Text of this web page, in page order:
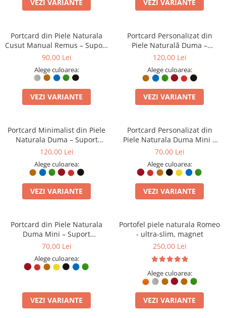
VEZI VARIANTE VEZI VARIANTE
Portcard din Piele Naturala
Cusut Manual Remus – Suport
Carduri Plat Minimalist,
90,00 Lei
Alege culoarea:
VEZI VARIANTE
Portcard Personalizat din
Piele Naturală Duma –
Portofel Minimalist Gravat,
120,00 Lei
Alege culoarea:
VEZI VARIANTE
Portcard Minimalist din Piele
Naturala Duma – Suport
Subtire de Buzunar, Diverse
120,00 Lei
Alege culoarea:
VEZI VARIANTE
Portcard Personalizat din
Piele Naturala Duma Mini –
Suport Carduri Gravat
70,00 Lei
Alege culoarea:
VEZI VARIANTE
Portcard din Piele Naturala
Duma Mini – Suport
Minimalist 3 Carduri, Design
70,00 Lei
Alege culoarea:
VEZI VARIANTE
Portofel piele naturala Romeo
- ultra-slim, magnet
250,00 Lei
Alege culoarea:
VEZI VARIANTE